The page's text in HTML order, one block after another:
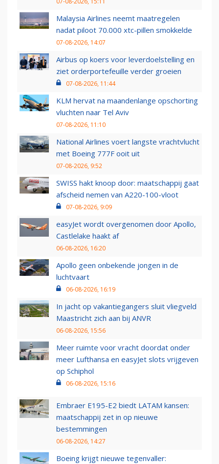
Malaysia Airlines neemt maatregelen
nadat piloot 70.000 xtc-pillen smokkelde
07-08-2026, 14:07
Airbus op koers voor leverdoelstelling en
ziet orderportefeuille verder groeien
07-08-2026, 11:44
KLM hervat na maandenlange opschorting
vluchten naar Tel Aviv
07-08-2026, 11:10
National Airlines voert langste vrachtvlucht
met Boeing 777F ooit uit
07-08-2026, 9:52
SWISS hakt knoop door: maatschappij gaat
afscheid nemen van A220-100-vloot
07-08-2026, 9:09
easyJet wordt overgenomen door Apollo,
Castlelake haakt af
06-08-2026, 16:20
Apollo geen onbekende jongen in de
luchtvaart
06-08-2026, 16:19
In jacht op vakantiegangers sluit vliegveld
Maastricht zich aan bij ANVR
06-08-2026, 15:56
Meer ruimte voor vracht doordat onder
meer Lufthansa en easyJet slots vrijgeven
op Schiphol
06-08-2026, 15:16
Embraer E195-E2 biedt LATAM kansen:
maatschappij zet in op nieuwe
bestemmingen
06-08-2026, 14:27
Boeing krijgt nieuwe tegenvaller: